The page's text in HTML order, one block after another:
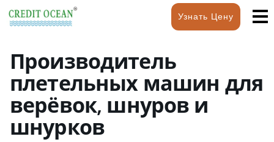
Узнать Цену
Производитель
плетельных машин для
верёвок, шнуров и
шнурков